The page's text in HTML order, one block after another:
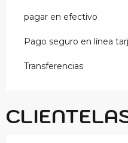
pagar en efectivo
Pago seguro en línea
Transferencias